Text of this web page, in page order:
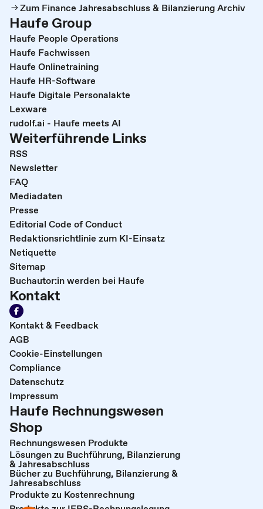
Zum Finance Jahresabschluss & Bilanzierung Archiv
Haufe Group
Haufe People Operations
Haufe Fachwissen
Haufe Onlinetraining
Haufe HR-Software
Haufe Digitale Personalakte
Lexware
rudolf.ai - Haufe meets AI
Weiterführende Links
RSS
Newsletter
FAQ
Mediadaten
Presse
Editorial Code of Conduct
Redaktionsrichtlinie zum KI-Einsatz
Netiquette
Sitemap
Buchautor:in werden bei Haufe
Kontakt
Kontakt & Feedback
AGB
Cookie-Einstellungen
Compliance
Datenschutz
Impressum
Haufe Rechnungswesen
Shop
Rechnungswesen Produkte
Lösungen zu Buchführung, Bilanzierung
& Jahresabschluss
Bücher zu Buchführung, Bilanzierung &
Jahresabschluss
Produkte zu Kostenrechnung